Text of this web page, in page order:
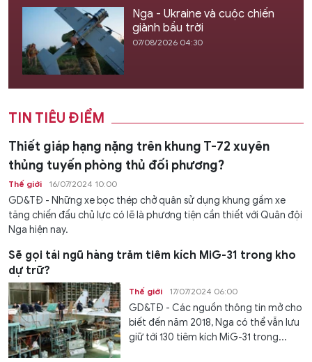
Nga - Ukraine và cuộc chiến
giành bầu trời
07/08/2026 04:30
TIN TIÊU ĐIỂM
Thiết giáp hạng nặng trên khung T-72 xuyên
thủng tuyến phòng thủ đối phương?
Thế giới 16/07/2024 10:00
GD&TĐ - Những xe bọc thép chở quân sử dụng khung gầm xe
tăng chiến đấu chủ lực có lẽ là phương tiện cần thiết với Quân đội
Nga hiện nay.
Sẽ gọi tái ngũ hàng trăm tiêm kích MiG-31 trong kho
dự trữ?
Thế giới 17/07/2024 06:00
GD&TĐ - Các nguồn thông tin mở cho
biết đến năm 2018, Nga có thể vẫn lưu
giữ tới 130 tiêm kích MiG-31 trong...